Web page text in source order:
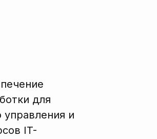
для
управления и
IT-